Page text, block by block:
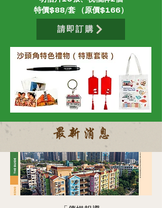
特價$88/套 （原價$166）
請即訂購